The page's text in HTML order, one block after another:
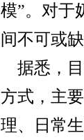
模”。对于
间不可或缺
据悉，目
方式，主
理、日常